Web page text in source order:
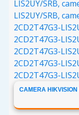
CAMERA